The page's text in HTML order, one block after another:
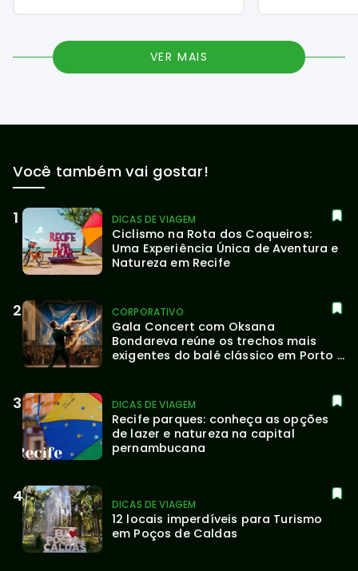
VER MAIS
Você também vai gostar!
DICAS DE VIAGEM
Ciclismo na Rota dos Coqueiros:
Uma Experiência Única de Aventura e
Natureza em Recife
CORPORATIVO
Gala Concert com Oksana
Bondareva reúne os trechos mais
exigentes do balé clássico em Porto
DICAS DE VIAGEM
Recife parques: conheça as opções
de lazer e natureza na capital
pernambucana
DICAS DE VIAGEM
12 locais imperdíveis para Turismo
em Poços de Caldas